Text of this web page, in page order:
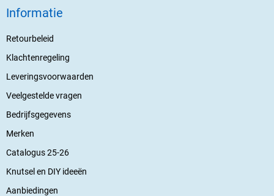
Informatie
Retourbeleid
Klachtenregeling
Leveringsvoorwaarden
Veelgestelde vragen
Bedrijfsgegevens
Merken
Catalogus 25-26
Knutsel en DIY ideeën
Aanbiedingen